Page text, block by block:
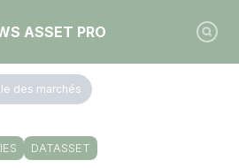
ASSET PRO
des marchés
DATASSET